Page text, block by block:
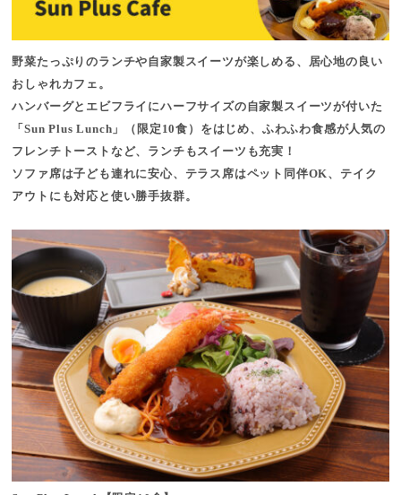
野菜たっぷりのランチや自家製スイーツが楽しめる、居心地の良い
おしゃれカフェ。
ハンバーグとエビフライにハーフサイズの自家製スイーツが付いた
「Sun Plus Lunch」（限定10食）をはじめ、ふわふわ食感が人気の
フレンチトーストなど、ランチもスイーツも充実！
ソファ席は子ども連れに安心、テラス席はペット同伴OK、テイク
アウトにも対応と使い勝手抜群。